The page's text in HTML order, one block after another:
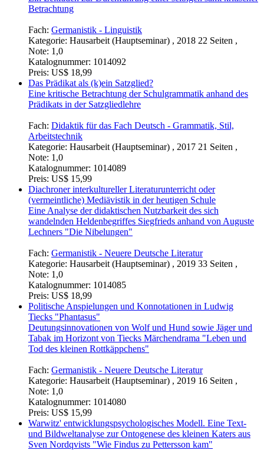
Betrachtung
Fach: Germanistik - Linguistik
Kategorie: Hausarbeit (Hauptseminar) , 2018 22 Seiten ,
Note: 1,0
Katalognummer: 1014092
Preis: US$ 18,99
Das Prädikat als (k)ein Satzglied?
Eine kritische Betrachtung der Schulgrammatik anhand des
Prädikats in der Satzgliedlehre
Fach: Didaktik für das Fach Deutsch - Grammatik, Stil,
Arbeitstechnik
Kategorie: Hausarbeit (Hauptseminar) , 2017 21 Seiten ,
Note: 1,0
Katalognummer: 1014089
Preis: US$ 15,99
Diachroner interkultureller Literaturunterricht oder
(vermeintliche) Mediävistik in der heutigen Schule
Eine Analyse der didaktischen Nutzbarkeit des sich
wandelnden Heldenbegriffes Siegfrieds anhand von Auguste
Lechners "Die Nibelungen"
Fach: Germanistik - Neuere Deutsche Literatur
Kategorie: Hausarbeit (Hauptseminar) , 2019 33 Seiten ,
Note: 1,0
Katalognummer: 1014085
Preis: US$ 18,99
Politische Anspielungen und Konnotationen in Ludwig
Tiecks "Phantasus"
Deutungsinnovationen von Wolf und Hund sowie Jäger und
Tabak im Horizont von Tiecks Märchendrama "Leben und
Tod des kleinen Rottkäppchens"
Fach: Germanistik - Neuere Deutsche Literatur
Kategorie: Hausarbeit (Hauptseminar) , 2019 16 Seiten ,
Note: 1,0
Katalognummer: 1014080
Preis: US$ 15,99
Warwitz' entwicklungspsychologisches Modell. Eine Text-
und Bildweltanalyse zur Ontogenese des kleinen Katers aus
Sven Nordqvists "Wie Findus zu Pettersson kam"